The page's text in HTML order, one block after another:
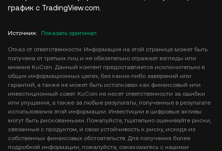
график с TradingView.com.
Источник: Показать оригинал
Отказ от ответственности: Информация на этой странице может быть
получена от третьих лиц и не обязательно отражает взгляды или
мнения KuCoin. Данный контент предоставляется исключительно в
общих информационных целях, без каких-либо заверений или
гарантий, а также не может быть истолкован как финансовый или
инвестиционный совет. KuCoin не несет ответственности за ошибки
или упущения, а также за любые результаты, полученные в результате
использования этой информации. Инвестиции в цифровые активы
могут быть рискованными. Пожалуйста, тщательно оценивайте риски,
связанные с продуктом, и свою устойчивость к риску, исходя из
собственных финансовых обстоятельств. Для получения более
подробной информации, пожалуйста, ознакомьтесь с нашими